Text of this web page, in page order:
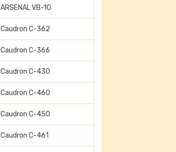
ARSENAL VB-10
Caudron C-362
Caudron C-366
Caudron C-430
Caudron C-460
Caudron C-450
Caudron C-461